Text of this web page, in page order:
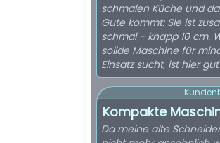
schmalen Küche und
Gute kommt: Sie ist
schmal - knapp 10 cm. Wer also eine schmale,
solide Maschine für
Einsatz sucht, ist hier
Kompakte
Da meine alte